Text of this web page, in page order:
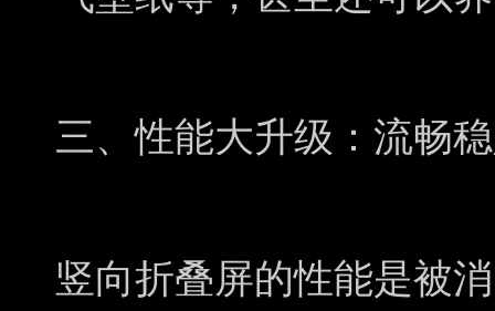
三、性能大升级：流畅
竖向折叠屏的性能是被